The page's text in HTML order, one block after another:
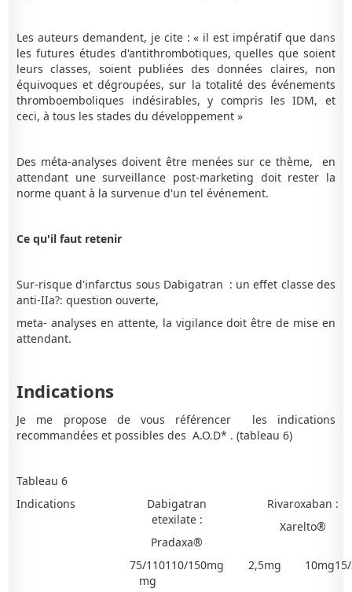
Les auteurs demandent, je cite : « il est impératif que dans
les futures études d'antithrombotiques, quelles que soient
leurs classes, soient publiées des données claires, non
équivoques et dégroupées, sur la totalité des événements
thromboemboliques indésirables, y compris les IDM, et
ceci, à tous les stades du développement »
Des méta-analyses doivent être menées sur ce thème, en
attendant une surveillance post-marketing doit rester la
norme quant à la survenue d'un tel événement.
Ce qu'il faut retenir
Sur-risque d'infarctus sous Dabigatran : un effet classe des
anti-IIa?: question ouverte,
meta- analyses en attente, la vigilance doit être de mise en
attendant.
Indications
Je me propose de vous référencer les indications
recommandées et possibles des A.O.D* . (tableau 6)
Tableau 6
Indications
Dabigatran
etexilate :
Pradaxa®
Rivaroxaban :
Xarelto®
75/110
mg
110/150mg 2,5mg 10mg